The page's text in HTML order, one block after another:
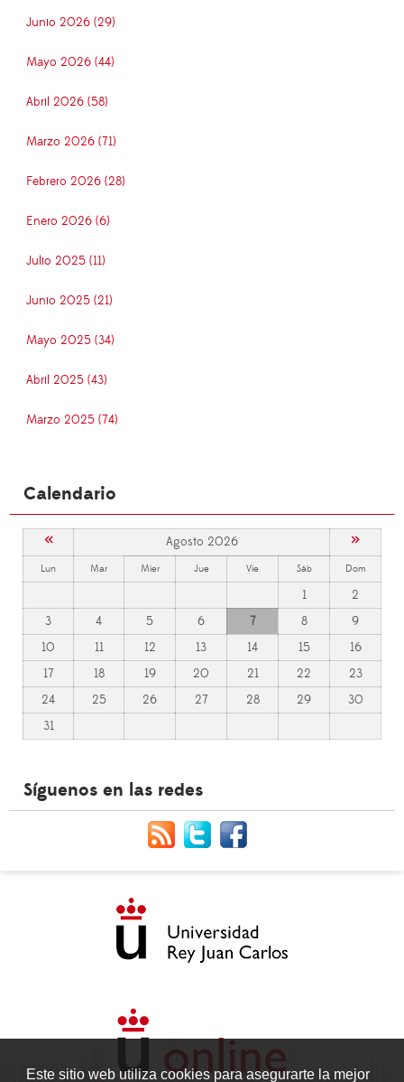
Este sitio web utiliza cookies para asegurarte la mejor
Junio 2026 (29)
Mayo 2026 (44)
Abril 2026 (58)
Marzo 2026 (71)
Febrero 2026 (28)
Enero 2026 (6)
Julio 2025 (11)
Junio 2025 (21)
Mayo 2025 (34)
Abril 2025 (43)
Marzo 2025 (74)
Calendario
« Agosto 2026 »
Lun Mar Mier Jue Vie Sáb Dom
1
2
3
4 5 6 7 8
9
10
11 12 13 14 15
16
17
18 19 20 21 22
23
24
25 26 27 28 29
30
31
Síguenos en las redes